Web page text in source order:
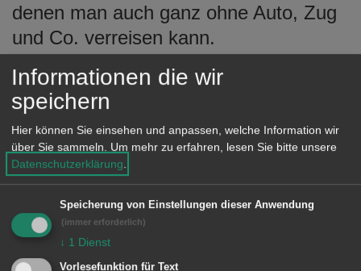
denen man auch ganz ohne Auto, Zug
und Co. verreisen kann.
INFO
Der Literatur-Treff findet am Dienstag,
1. Juli, um 17 Uhr im 1. Obergeschoss
der Stadtbibliothek statt. Der Eintritt ist
frei, eine Anmeldung nicht erforderlich.
Informationen die wir
speichern
Hier können Sie einsehen und anpassen, welche Information wir
über Sie sammeln.
Um mehr zu erfahren, lesen Sie bitte unsere
Datenschutzerklärung
Speicherung von Einstellungen dieser Anwendung
(immer erforderlich)
↓ 1 Dienst
Vorlesefunktion für Text